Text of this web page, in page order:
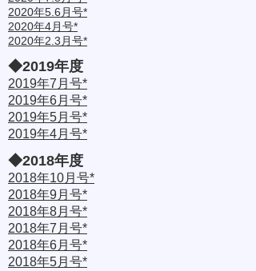
2020年5.6月号*
2020年4月号*
2020年2.3月号*
​◆2019年度
2019年7月号*
2019年6月号*
2019年5月号*
2019年4月号*
​◆2018年度
2018年10月号*
2018年9月号*
2018年8月号*
2018年7月号*
2018年6月号*
2018年5月号*